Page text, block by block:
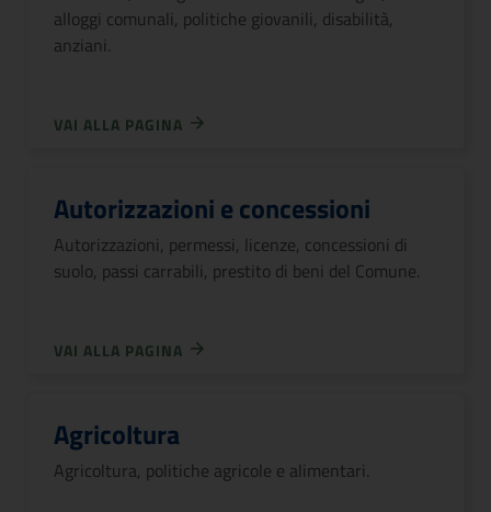
alloggi comunali, politiche giovanili, disabilità,
anziani.
VAI ALLA PAGINA
Autorizzazioni e concessioni
Autorizzazioni, permessi, licenze, concessioni di
suolo, passi carrabili, prestito di beni del Comune.
VAI ALLA PAGINA
Agricoltura
Agricoltura, politiche agricole e alimentari.